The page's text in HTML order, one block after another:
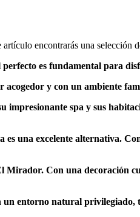
artículo encontrarás una selección
es fundamental para
y con un ambiente
spa y sus
una excelente alternativa.
Mirador. Con una decoración
entorno natural